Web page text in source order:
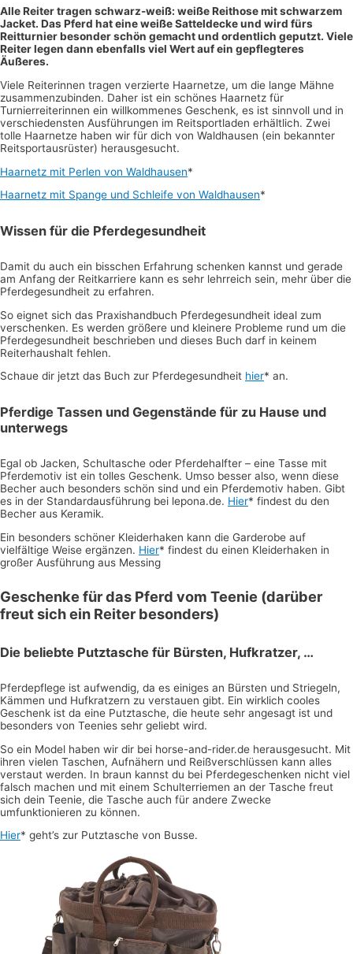
Alle Reiter tragen schwarz-weiß: weiße Reithose mit schwarzem
Jacket. Das Pferd hat eine weiße Satteldecke und wird fürs
Reitturnier besonder schön gemacht und ordentlich geputzt. Viele
Reiter legen dann ebenfalls viel Wert auf ein gepflegteres
Äußeres.
Viele Reiterinnen tragen verzierte Haarnetze, um die lange Mähne
zusammenzubinden. Daher ist ein schönes Haarnetz für
Turnierreiterinnen ein willkommenes Geschenk, es ist sinnvoll und in
verschiedensten Ausführungen im Reitsportladen erhältlich. Zwei
tolle Haarnetze haben wir für dich von Waldhausen (ein bekannter
Reitsportausrüster) herausgesucht.
Haarnetz mit Perlen von Waldhausen*
Haarnetz mit Spange und Schleife von Waldhausen*
Wissen für die Pferdegesundheit
Damit du auch ein bisschen Erfahrung schenken kannst und gerade
am Anfang der Reitkarriere kann es sehr lehrreich sein, mehr über die
Pferdegesundheit zu erfahren.
So eignet sich das Praxishandbuch Pferdegesundheit ideal zum
verschenken. Es werden größere und kleinere Probleme rund um die
Pferdegesundheit beschrieben und dieses Buch darf in keinem
Reiterhaushalt fehlen.
Schaue dir jetzt das Buch zur Pferdegesundheit hier* an.
Pferdige Tassen und Gegenstände für zu Hause und
unterwegs
Egal ob Jacken, Schultasche oder Pferdehalfter – eine Tasse mit
Pferdemotiv ist ein tolles Geschenk. Umso besser also, wenn diese
Becher auch besonders schön sind und ein Pferdemotiv haben. Gibt
es in der Standardausführung bei lepona.de. Hier* findest du den
Becher aus Keramik.
Ein besonders schöner Kleiderhaken kann die Garderobe auf
vielfältige Weise ergänzen. Hier* findest du einen Kleiderhaken in
großer Ausführung aus Messing
Geschenke für das Pferd vom Teenie (darüber
freut sich ein Reiter besonders)
Die beliebte Putztasche für Bürsten, Hufkratzer, …
Pferdepflege ist aufwendig, da es einiges an Bürsten und Striegeln,
Kämmen und Hufkratzern zu verstauen gibt. Ein wirklich cooles
Geschenk ist da eine Putztasche, die heute sehr angesagt ist und
besonders von Teenies sehr geliebt wird.
So ein Model haben wir dir bei horse-and-rider.de herausgesucht. Mit
ihren vielen Taschen, Aufnähern und Reißverschlüssen kann alles
verstaut werden. In braun kannst du bei Pferdegeschenken nicht viel
falsch machen und mit einem Schulterriemen an der Tasche freut
sich dein Teenie, die Tasche auch für andere Zwecke
umfunktionieren zu können.
Hier* geht’s zur Putztasche von Busse.